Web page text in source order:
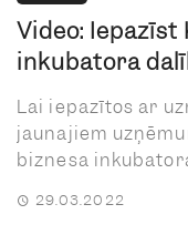
Video: Iepazīst
inkubatora
Lai iepazītos ar
jaunajiem
biznesa
29.03.2022